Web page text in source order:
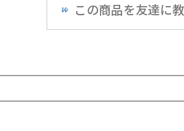
この商品を友達に